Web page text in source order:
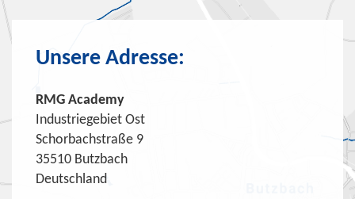
Unsere Adresse:
RMG Academy
Industriegebiet Ost
Schorbachstraße 9
35510 Butzbach
Deutschland